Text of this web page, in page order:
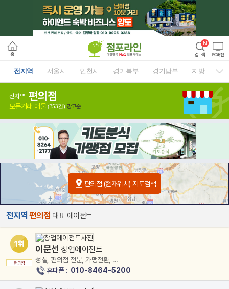
전지역 서울시 인천시 경기북부 경기남부 지방
전지역 편의점
모든거래 매물 (353건) 광고순
편의점 (현재위치) 지도검색
전지역 편의점 대표 에이전트
편의점
이문선창업에이전트
성실, 편의점 전문, 가맹전환, 마
트웨이휴대폰 : 010-8464-5200